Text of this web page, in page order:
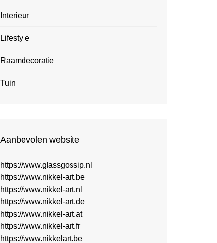
Interieur
Lifestyle
Raamdecoratie
Tuin
Aanbevolen website
https://www.glassgossip.nl
https://www.nikkel-art.be
https://www.nikkel-art.nl
https://www.nikkel-art.de
https://www.nikkel-art.at
https://www.nikkel-art.fr
https://www.nikkelart.be